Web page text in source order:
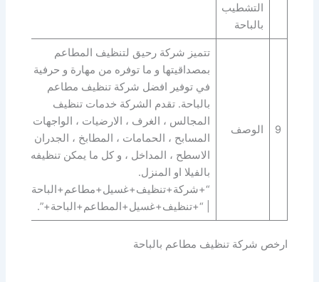
التشطيب
بالباحة
9 الوصف
تتميز شركة رحيق لتنظيف المطاعم
بمصداقيتها و ما توفره من مهارة و حرفية
في توفير افضل شركة تنظيف مطاعم
بالباحة. تقدم الشركة خدمات تنظيف
المجالس ، الغرف ، الارضيات ، الواجهات ،
المسابح ، الحمامات ، المطابخ ، الجدران ،
الاسطح ، المداخل ، و كل ما يمكن تنظيفه
بالفيلا او المنزل.
“+شركة+تنظيف+غسيل+مطاعم+الباحة+”
| “+تنظيف+غسيل+المطاعم+الباحة+”.
ارخص شركة تنظيف مطاعم بالباحة